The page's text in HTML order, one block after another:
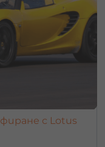
с Lotus